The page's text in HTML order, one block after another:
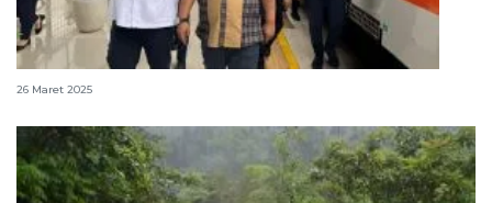
Anggota DPR apresiasi mudik gratis Kemenhub
26 Maret 2025